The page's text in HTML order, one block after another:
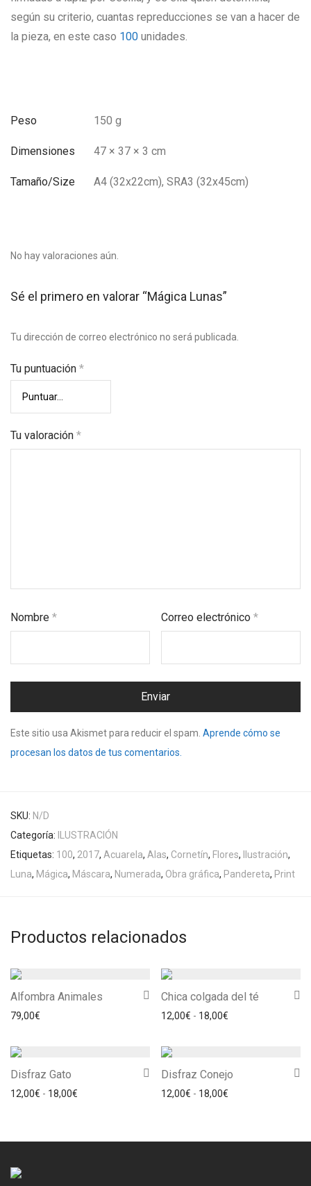
según su criterio, cuantas repreducciones se van a hacer de
la pieza, en este caso 100 unidades.
Peso 150 g
Dimensiones 47 × 37 × 3 cm
Tamaño/Size A4 (32x22cm), SRA3 (32x45cm)
No hay valoraciones aún.
Sé el primero en valorar “Mágica Lunas”
Tu dirección de correo electrónico no será publicada.
Tu puntuación *
Tu valoración *
Nombre * Correo electrónico*
Este sitio usa Akismet para reducir el spam. Aprende cómo se
procesan los datos de tus comentarios.
SKU: N/D
Categoría:
ILUSTRACIÓN
Etiquetas: 100, 2017, Acuarela, Alas, Cornetín, Flores, Ilustración,
Luna, Mágica, Máscara, Numerada, Obra gráfica, Pandereta, Print
Productos relacionados
Alfombra Animales
79,00€
Chica colgada del té
12,00€ - 18,00€
Disfraz Gato
12,00€ - 18,00€ Rango de precios: desde 12,00€ hasta 18,00€
Disfraz Conejo
12,00€ - 18,00€